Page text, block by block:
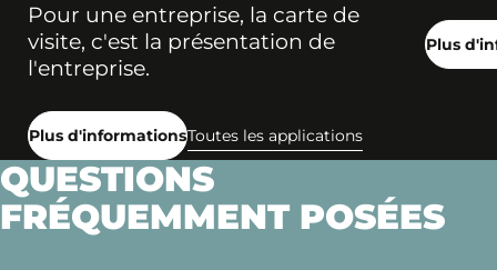
Pour une entreprise, la carte de
visite, c'est la présentation de
l'entreprise.
Plus d'informationsToutes les applications
Plus
QUESTIONS
FRÉQUEMMENT POSÉES